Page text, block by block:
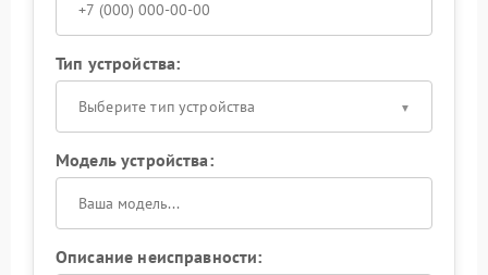
Тип устройства:
Выберите тип устройства
Модель устройства:
Описание неисправности: